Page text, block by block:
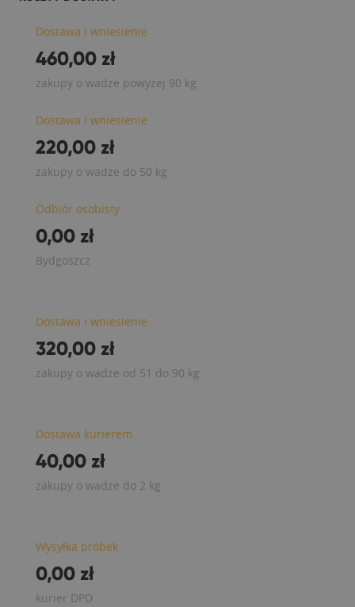
Dostawa i wniesienie
460,00 zł
zakupy o wadze powyżej 90 kg
Dostawa i wniesienie
220,00 zł
zakupy o wadze do 50 kg
Odbiór osobisty
0,00 zł
Bydgoszcz
Dostawa i wniesienie
320,00 zł
zakupy o wadze od 51 do 90 kg
Dostawa kurierem
40,00 zł
zakupy o wadze do 2 kg
Wysyłka próbek
0,00 zł
kurier DPD